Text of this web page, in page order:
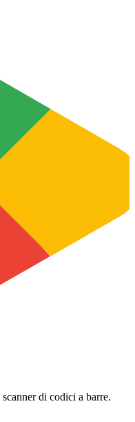
di codici a barre.